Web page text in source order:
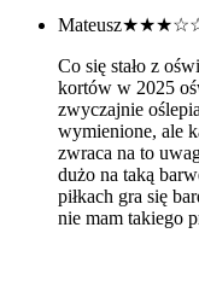
Mateusz
Co się stało z
kortów w 2025
zwyczajnie
wymienione, ale
zwraca na to
dużo na taką
piłkach gra się
nie mam takiego